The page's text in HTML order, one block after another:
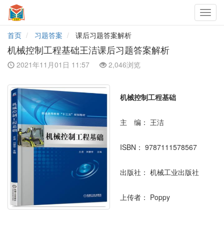
首页
习题答案 课后习题答案解析
机械控制工程基础王洁课后习题答案解析
2021年11月01日 11:57 2,046浏览
机械控制工程基础
主 编： 王洁
ISBN： 9787111578567
出版社： 机械工业出版社
上传者： Poppy